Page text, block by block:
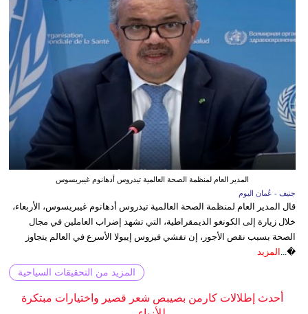
المدير العام لمنظمة الصحة العالمية تيدروس أدهانوم غيبريسوس
جنيف - عُمان اليوم
قال المدير العام لمنظمة الصحة العالمية تيدروس أدهانوم غيبريسوس، الأربعاء،
خلال زيارة إلى الكونغو الديمقراطية، التي تشهد إضراب العاملين في مجال
الصحة بسبب نقص الأجور، إن تفشي فيروس إيبولا الأسرع في العالم يتجاوز
�...
المزيد
المزيد من التحقيقات السياحية
أحدث إطلالات كارمن بصيبص شعر قصير واختيارات مبتكرة